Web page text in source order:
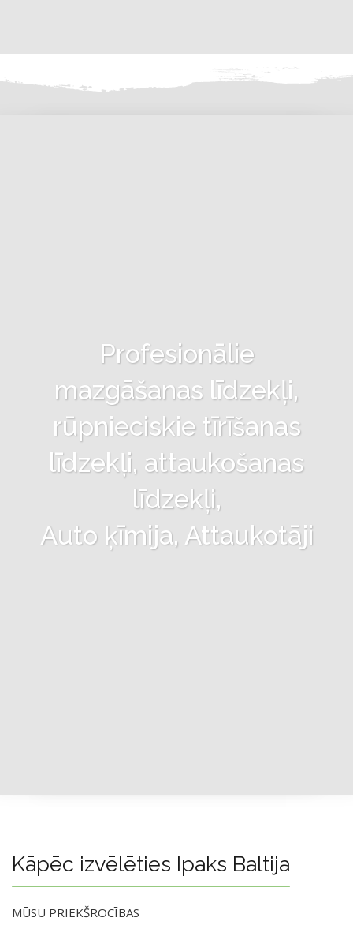
Profesionālie
mazgāšanas līdzekļi,
rūpnieciskie tīrīšanas
līdzekļi, attaukošanas
līdzekļi,
Auto ķīmija, Attaukotāji
Kāpēc izvēlēties Ipaks Baltija
MŪSU PRIEKŠROCĪBAS